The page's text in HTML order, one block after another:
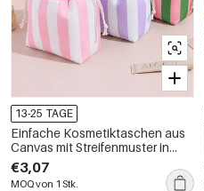
13-25 TAGE
Einfache Kosmetiktaschen aus
Canvas mit Streifenmuster in
verschiedenen Farben
€3,07
MOQ von 1 Stk.